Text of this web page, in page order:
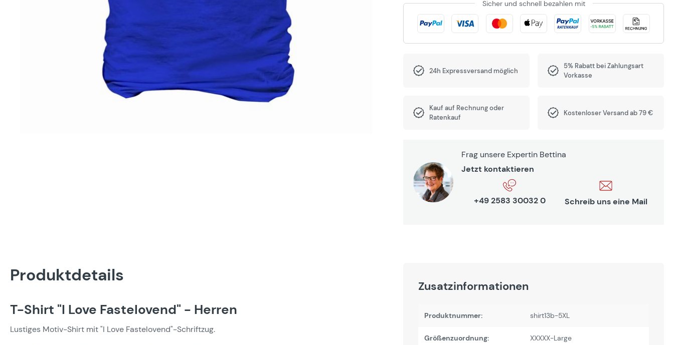
Sicher und schnell bezahlen mit
24h Expressversand möglich
5% Rabatt bei Zahlungsart
Vorkasse
Kauf auf Rechnung oder
Ratenkauf
Kostenloser Versand ab 79 €
Frag unsere Expertin Bettina
Jetzt kontaktieren
+49 2583 30032 0 Schreib uns eine Mail
Produktdetails
T-Shirt "I Love Fastelovend" - Herren
Lustiges Motiv-Shirt mit "I Love Fastelovend"-Schriftzug.
Zusatzinformationen
Produktnummer: shirt13b-5XL
Größenzuordnung: XXXXX-Large